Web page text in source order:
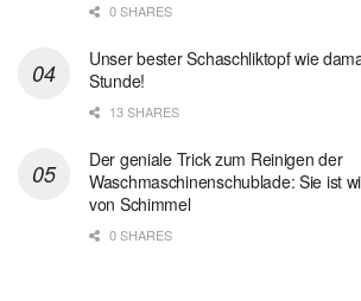
0 SHARES
Unser bester Schaschliktopf wie
Stunde!
13 SHARES
Der geniale Trick zum Reinigen der
Waschmaschinenschublade: Sie ist
von Schimmel
0 SHARES